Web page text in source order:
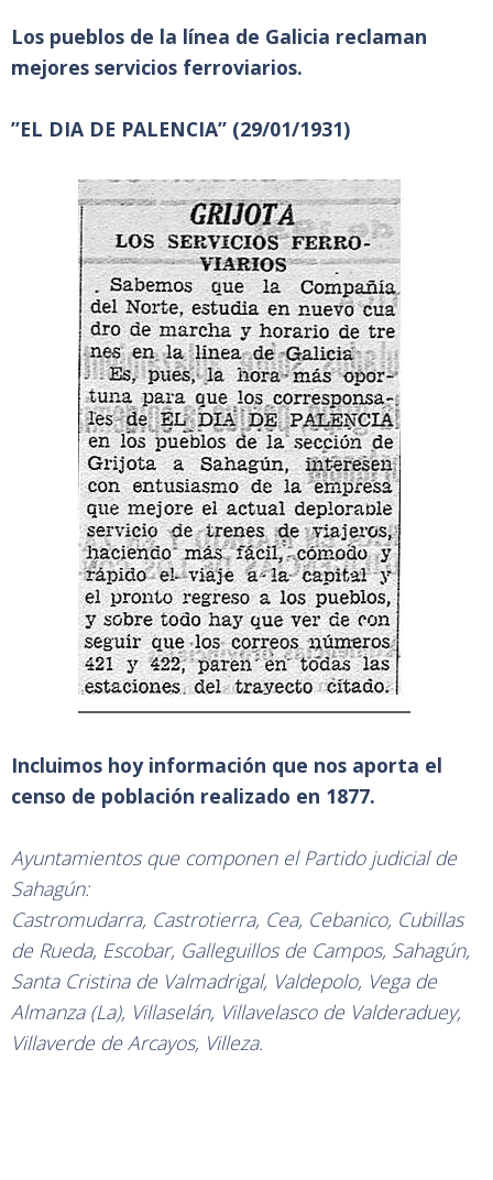
Los pueblos de la línea de Galicia reclaman
mejores servicios ferroviarios.
”EL DIA DE PALENCIA” (29/01/1931)
Incluimos hoy información que nos aporta el
censo de población realizado en 1877.
Ayuntamientos que componen el Partido judicial de
Sahagún:
Castromudarra, Castrotierra, Cea, Cebanico, Cubillas
de Rueda, Escobar, Galleguillos de Campos, Sahagún,
Santa Cristina de Valmadrigal, Valdepolo, Vega de
Almanza (La), Villaselán, Villavelasco de Valderaduey,
Villaverde de Arcayos, Villeza.